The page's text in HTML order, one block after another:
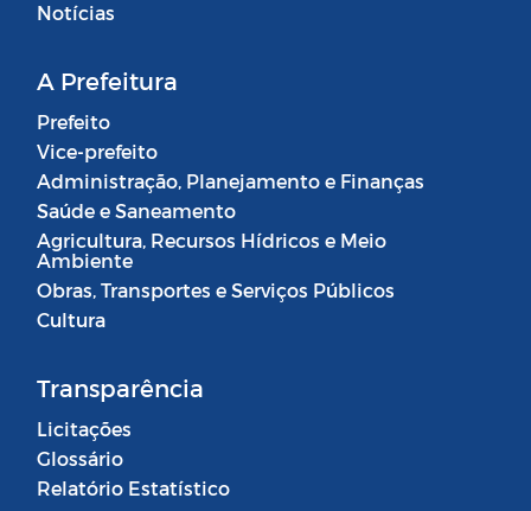
Notícias
A Prefeitura
Prefeito
Vice-prefeito
Administração, Planejamento e Finanças
Saúde e Saneamento
Agricultura, Recursos Hídricos e Meio
Ambiente
Obras, Transportes e Serviços Públicos
Cultura
Transparência
Licitações
Glossário
Relatório Estatístico